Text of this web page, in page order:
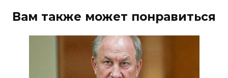
Вам также может понравиться